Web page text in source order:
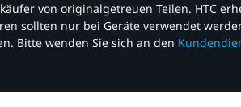
von originalgetreuen Teilen. HTC
sollten nur bei Geräte verwendet
Bitte wenden Sie sich an den